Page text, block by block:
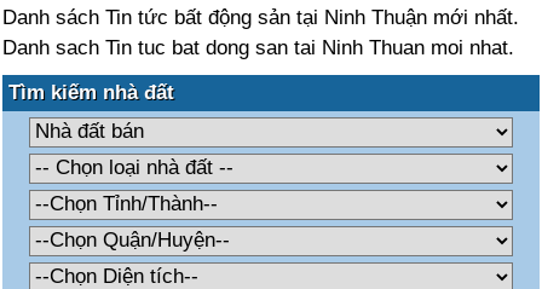
Danh sách Tin tức bất động sản tại Ninh Thuận mới nhất.
Danh sach Tin tuc bat dong san tai Ninh Thuan moi nhat.
Tìm kiếm nhà đất